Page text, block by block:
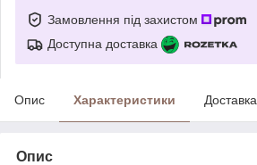
Замовлення під захистом
Доступна доставка
Опис Характеристики Доставка
Опис